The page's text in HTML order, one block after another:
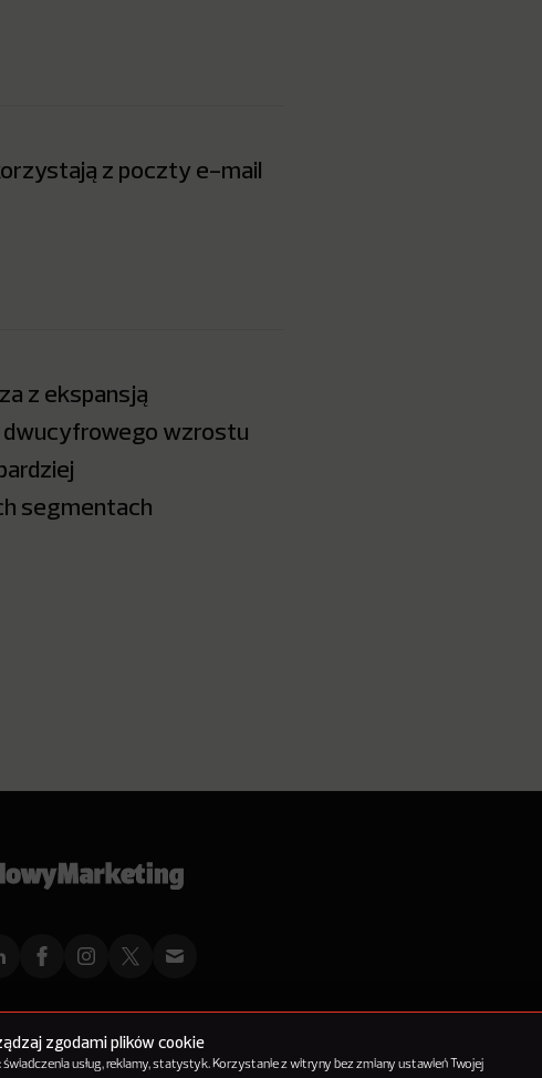
zgodami plików cookie
usług, reklamy, statystyk. Korzystanie z witryny bez zmiany ustawień Twojej
z poczty e-mail
z ekspansją
dwucyfrowego wzrostu
segmentach
Polityka PrywatnościKanał RSS